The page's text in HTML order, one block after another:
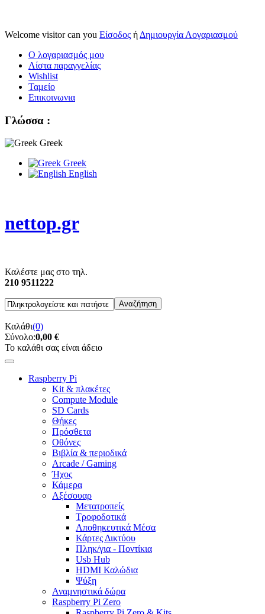
Welcome visitor can you Είσοδος ή Δημιουργία Λογαριασμού
Ο λογαριασμός μου
Λίστα παραγγελίας
Wishlist
Ταμείο
Επικοινωνια
Γλώσσα :
Greek
Greek
English
nettop.gr
Καλέστε μας στο τηλ.
210 9511222
Καλάθι(0)
Σύνολο:0,00 €
Το καλάθι σας είναι άδειο
Raspberry Pi
Kit & πλακέτες
Compute Module
SD Cards
Θήκες
Πρόσθετα
Οθόνες
Βιβλία & περιοδικά
Arcade / Gaming
Ήχος
Κάμερα
Αξέσουαρ
Μετατροπείς
Τροφοδοτικά
Αποθηκευτικά Μέσα
Κάρτες Δικτύου
Πληκ/για - Ποντίκια
Usb Hub
HDMI Καλώδια
Ψύξη
Αναμνηστικά δώρα
Raspberry Pi Zero